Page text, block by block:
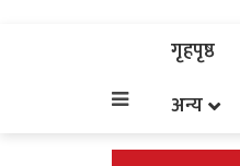
गृहपृष्ठ
अन्य